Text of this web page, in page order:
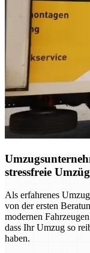
stressfreie
Als erfahrenes
von der ersten
modernen
dass Ihr Umzug so
haben.